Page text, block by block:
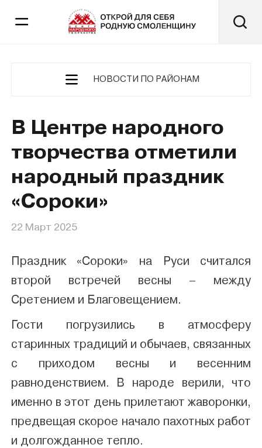
НОВОСТИ ПО РАЙОНАМ
В Центре народного
творчества отметили
народный праздник
«Сороки»
22 Март 2025
Праздник «Сороки» на Руси считался
второй встречей весны – между
Сретением и Благовещением.
Гости погрузились в атмосферу
старинных традиций и обычаев, связанных
с приходом весны и весенним
равноденствием. В народе верили, что
именно в этот день прилетают жаворонки,
предвещая скорое начало пахотных работ
и долгожданное тепло.